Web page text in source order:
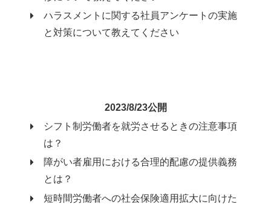
ハラスメントに関する社員アンケートの実施
と対策について教えてください
2023/8/23公開
シフト制労働者を就労させるときの注意事項
は？
障がい者雇用における合理的配慮の提供義務
とは？
短時間労働者への社会保険適用拡大に向けた